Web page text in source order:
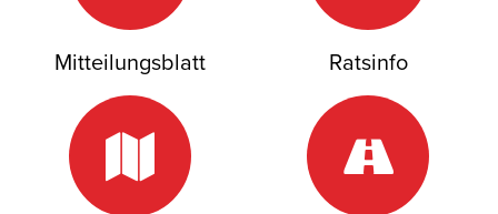
Mitteilungsblatt Ratsinfo